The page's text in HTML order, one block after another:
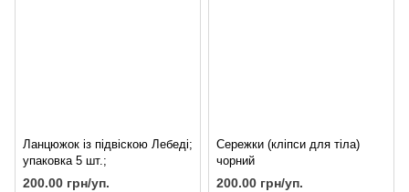
Ланцюжок із підвіскою Лебеді;
упаковка 5 шт.;
200.00 грн/уп.
Сережки (кліпси для тіла)
чорний
200.00 грн/уп.